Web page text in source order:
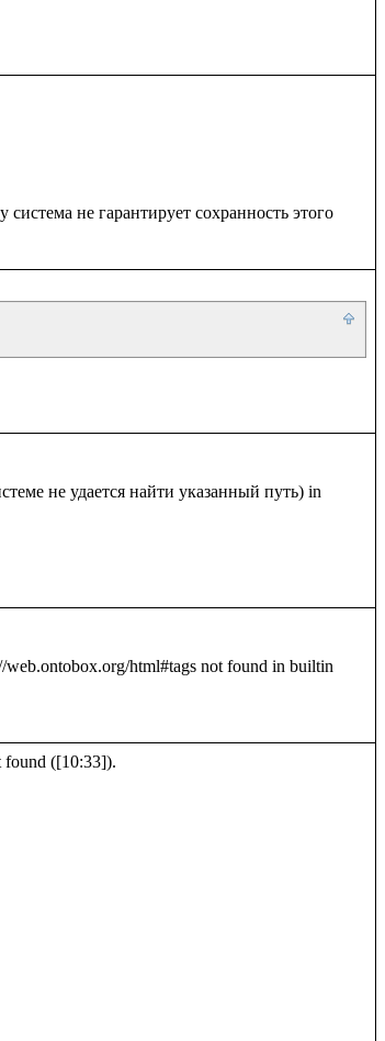
не гарантирует сохранность этого
found ([10:33]).